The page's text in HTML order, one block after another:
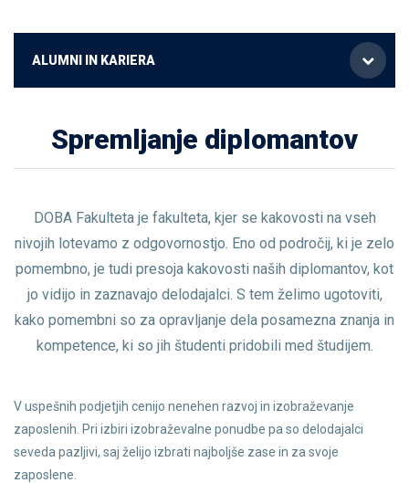
ALUMNI IN KARIERA
Spremljanje diplomantov
DOBA Fakulteta je fakulteta, kjer se kakovosti na vseh
nivojih lotevamo z odgovornostjo. Eno od področij, ki je zelo
pomembno, je tudi presoja kakovosti naših diplomantov, kot
jo vidijo in zaznavajo delodajalci. S tem želimo ugotoviti,
kako pomembni so za opravljanje dela posamezna znanja in
kompetence, ki so jih študenti pridobili med študijem.
V uspešnih podjetjih cenijo nenehen razvoj in izobraževanje
zaposlenih. Pri izbiri izobraževalne ponudbe pa so delodajalci
seveda pazljivi, saj želijo izbrati najboljše zase in za svoje
zaposlene.